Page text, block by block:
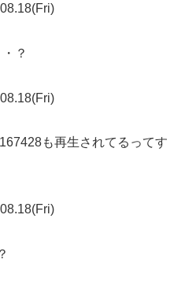
？
も再生されてるってす